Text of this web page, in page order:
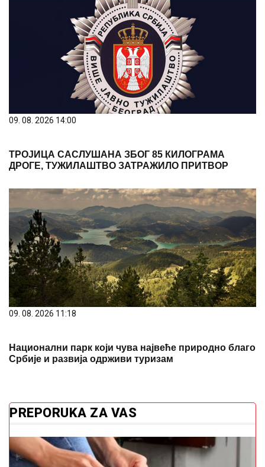
09. 08. 2026 14:00
ТРОЈИЦА САСЛУШАНА ЗБОГ 85 КИЛОГРАМА
09. 08. 2026 11:18
Национални парк који чува највеће природно благо